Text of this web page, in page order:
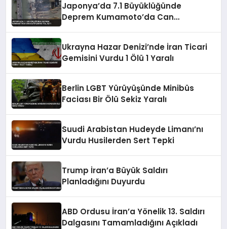
Japonya’da 7.1 Büyüklüğünde
Deprem Kumamoto’da Can
Ukrayna Hazar Denizi’nde İran Ticari
Gemisini Vurdu 1 Ölü 1 Yaralı
Berlin LGBT Yürüyüşünde Minibüs
Faciası Bir Ölü Sekiz Yaralı
Suudi Arabistan Hudeyde Limanı’nı
Vurdu Husilerden Sert Tepki
Trump İran’a Büyük Saldırı
Planladığını Duyurdu
ABD Ordusu İran’a Yönelik 13. Saldırı
Dalgasını Tamamladığını Açıkladı